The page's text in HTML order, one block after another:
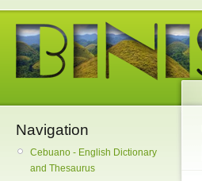
Navigation
Cebuano - English Dictionary
and Thesaurus